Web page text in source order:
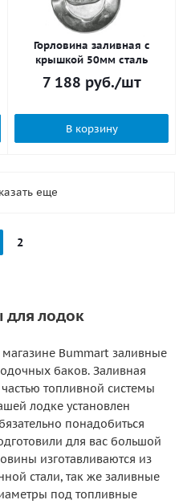
Горловина заливная с
крышкой 50мм сталь
7 188 руб./шт
В корзину
еще
2
для лодок
Bummart заливные
баков. Заливная
топливной системы
лодке установлен
понадобиться
для вас большой
изготавливаются из
стали, так же заливные
под топливные